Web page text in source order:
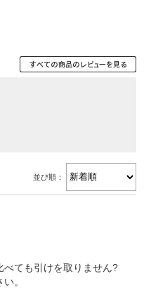
並び順：
べても引けを取りません?
。